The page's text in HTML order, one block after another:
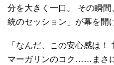
分を大きく一口。 その瞬
統のセッション」が幕を開
「なんだ、この安心感は
マーガリンのコク……まさ